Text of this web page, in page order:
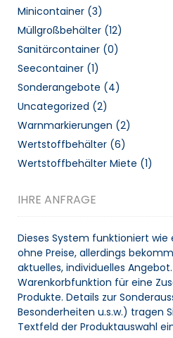
Minicontainer (3)
Müllgroßbehälter (12)
Sanitärcontainer (0)
Seecontainer (1)
Sonderangebote (4)
Uncategorized (2)
Warnmarkierungen (2)
Wertstoffbehälter (6)
Wertstoffbehälter Miete (1)
IHRE ANFRAGE
Dieses System funktioniert
ohne Preise, allerdings
aktuelles, individuelles
Warenkorbfunktion für eine
Produkte. Details zur
Besonderheiten u.s.w.) tragen
Textfeld der Produktauswahl